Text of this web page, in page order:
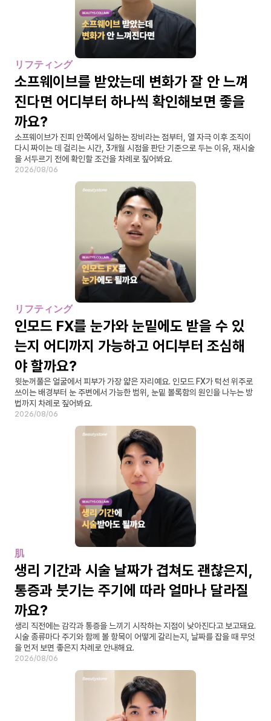
リフティング
소프웨이브를 받았는데 변화가 잘 안 느껴
진다면 어디부터 하나씩 확인해보면 좋을
까요?
소프웨이브가 진피 안쪽에서 일하는 장비라는 점부터, 열 자극 이후 조직이
다시 짜이는 데 걸리는 시간, 3개월 시점을 판단 기준으로 두는 이유, 재시술
을 서두르기 전에 확인할 조건을 차례로 짚어봐요.
2026/08/06
リフティング
인모드 FX를 눈가와 눈밑에도 받을 수 있
는지 어디까지 가능하고 어디부터 조심해
야 할까요?
윗눈꺼풀은 얼굴에서 피부가 가장 얇은 자리예요. 인모드 FX가 턱선 위주로
쓰이는 배경부터 눈 주변에서 가능한 범위, 눈밑 볼록함의 원인을 나누는 방
법까지 차례로 짚어봐요.
2026/08/06
肌
생리 기간과 시술 날짜가 겹쳐도 괜찮은지,
통증과 붓기는 주기에 따라 얼마나 달라질
까요?
생리 직전에는 감각과 통증을 느끼기 시작하는 지점이 낮아진다고 보고돼요.
시술 종류마다 주기와 함께 볼 항목이 어떻게 갈리는지, 날짜를 잡을 때 무엇
을 먼저 보면 좋은지 차례로 안내해요.
2026/08/06